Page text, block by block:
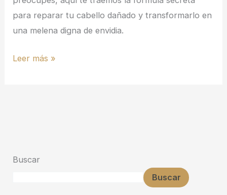
para reparar tu cabello dañado y transformarlo en
una melena digna de envidia.
Leer más »
Buscar
Buscar